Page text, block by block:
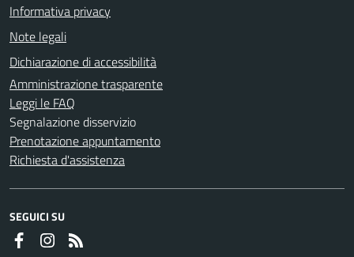
Informativa privacy
Note legali
Dichiarazione di accessibilità
Amministrazione trasparente
Leggi le FAQ
Segnalazione disservizio
Prenotazione appuntamento
Richiesta d'assistenza
SEGUICI SU